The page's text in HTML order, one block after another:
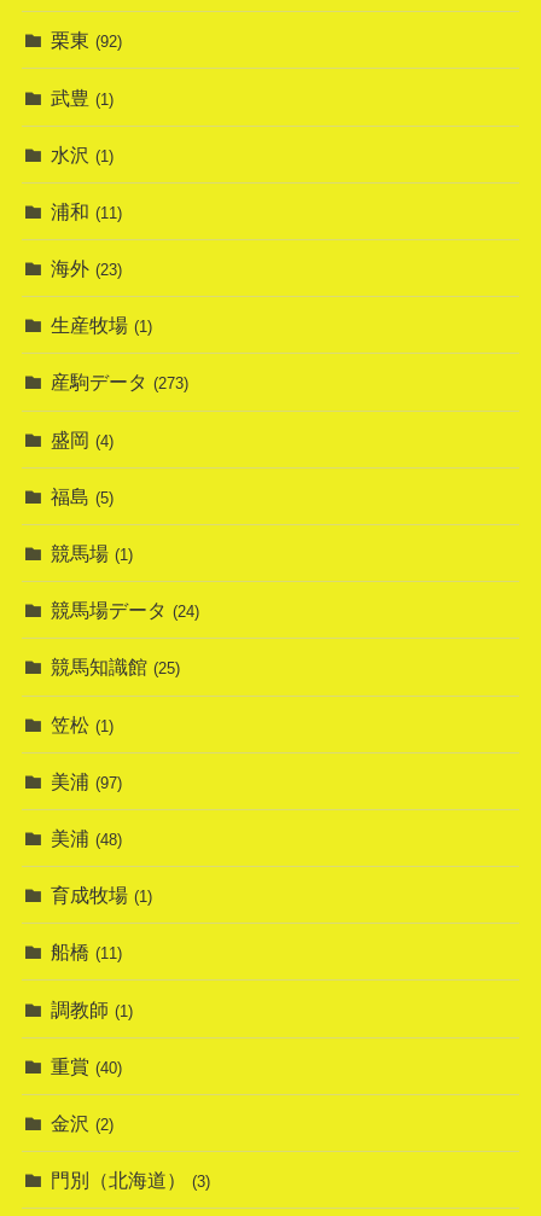
栗東 (92)
武豊 (1)
水沢 (1)
浦和 (11)
海外 (23)
生産牧場 (1)
産駒データ (273)
盛岡 (4)
福島 (5)
競馬場 (1)
競馬場データ (24)
競馬知識館 (25)
笠松 (1)
美浦 (97)
美浦 (48)
育成牧場 (1)
船橋 (11)
調教師 (1)
重賞 (40)
金沢 (2)
門別（北海道） (3)